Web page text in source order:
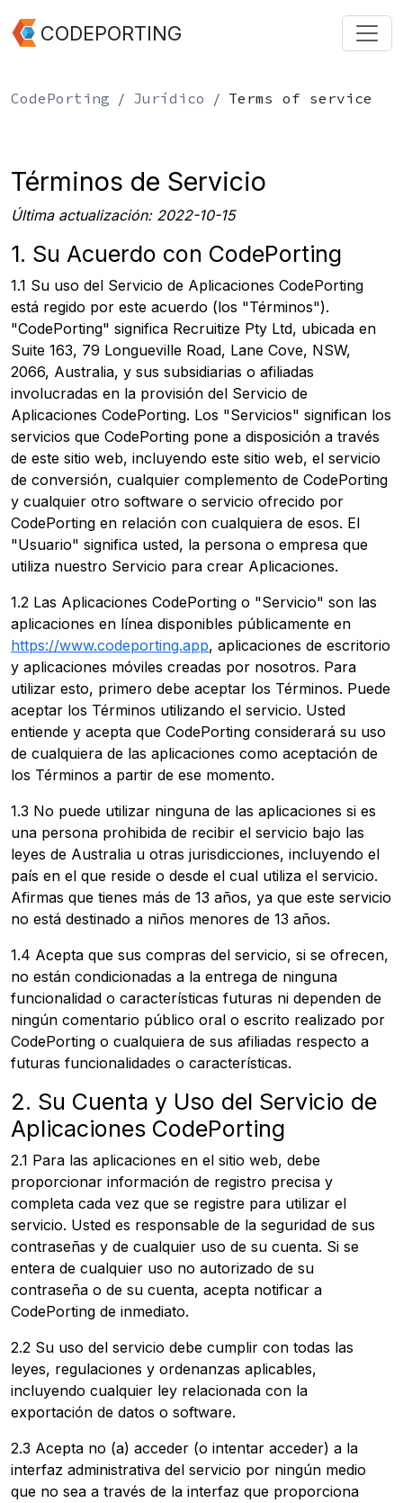
CODEPORTING
CodePorting Jurídico Terms of service
Términos de Servicio
Última actualización: 2022-10-15
1. Su Acuerdo con CodePorting
1.1 Su uso del Servicio de Aplicaciones CodePorting
está regido por este acuerdo (los "Términos").
"CodePorting" significa Recruitize Pty Ltd, ubicada en
Suite 163, 79 Longueville Road, Lane Cove, NSW,
2066, Australia, y sus subsidiarias o afiliadas
involucradas en la provisión del Servicio de
Aplicaciones CodePorting. Los "Servicios" significan los
servicios que CodePorting pone a disposición a través
de este sitio web, incluyendo este sitio web, el servicio
de conversión, cualquier complemento de CodePorting
y cualquier otro software o servicio ofrecido por
CodePorting en relación con cualquiera de esos. El
"Usuario" significa usted, la persona o empresa que
utiliza nuestro Servicio para crear Aplicaciones.
1.2 Las Aplicaciones CodePorting o "Servicio" son las
aplicaciones en línea disponibles públicamente en
https://www.codeporting.app, aplicaciones de escritorio
y aplicaciones móviles creadas por nosotros. Para
utilizar esto, primero debe aceptar los Términos. Puede
aceptar los Términos utilizando el servicio. Usted
entiende y acepta que CodePorting considerará su uso
de cualquiera de las aplicaciones como aceptación de
los Términos a partir de ese momento.
1.3 No puede utilizar ninguna de las aplicaciones si es
una persona prohibida de recibir el servicio bajo las
leyes de Australia u otras jurisdicciones, incluyendo el
país en el que reside o desde el cual utiliza el servicio.
Afirmas que tienes más de 13 años, ya que este servicio
no está destinado a niños menores de 13 años.
1.4 Acepta que sus compras del servicio, si se ofrecen,
no están condicionadas a la entrega de ninguna
funcionalidad o características futuras ni dependen de
ningún comentario público oral o escrito realizado por
CodePorting o cualquiera de sus afiliadas respecto a
futuras funcionalidades o características.
2. Su Cuenta y Uso del Servicio de
Aplicaciones CodePorting
2.1 Para las aplicaciones en el sitio web, debe
proporcionar información de registro precisa y
completa cada vez que se registre para utilizar el
servicio. Usted es responsable de la seguridad de sus
contraseñas y de cualquier uso de su cuenta. Si se
entera de cualquier uso no autorizado de su
contraseña o de su cuenta, acepta notificar a
CodePorting de inmediato.
2.2 Su uso del servicio debe cumplir con todas las
leyes, regulaciones y ordenanzas aplicables,
incluyendo cualquier ley relacionada con la
exportación de datos o software.
2.3 Acepta no (a) acceder (o intentar acceder) a la
interfaz administrativa del servicio por ningún medio
que no sea a través de la interfaz que proporciona